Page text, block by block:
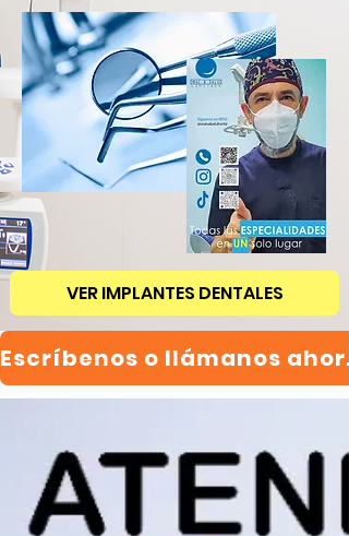
VER IMPLANTES DENTALES
Escríbenos o llámanos ahora!